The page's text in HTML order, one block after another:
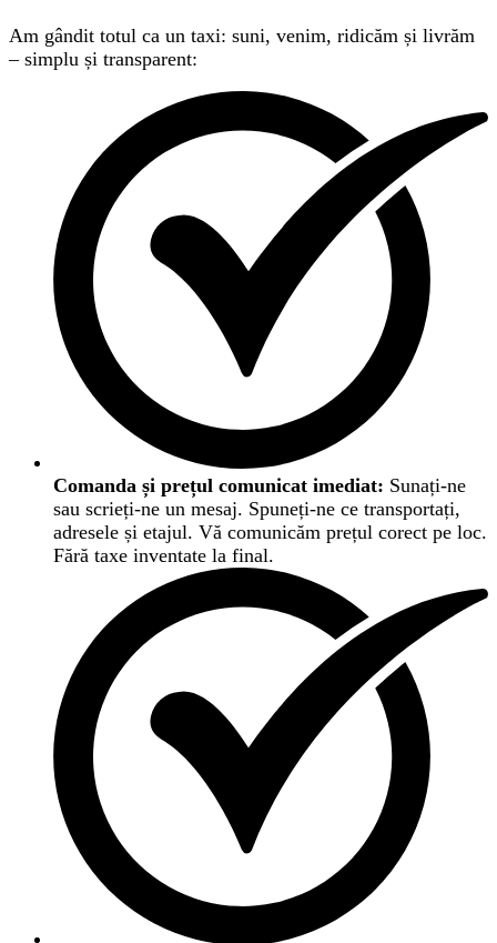
Am gândit totul ca un taxi: suni, venim, ridicăm și livrăm
– simplu și transparent:
Comanda și prețul comunicat imediat: Sunați-ne
sau scrieți-ne un mesaj. Spuneți-ne ce transportați,
adresele și etajul. Vă comunicăm prețul corect pe loc.
Fără taxe inventate la final.